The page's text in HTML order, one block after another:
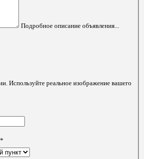
Подробное описание объявления...
Используйте реальное изображение вашего
*